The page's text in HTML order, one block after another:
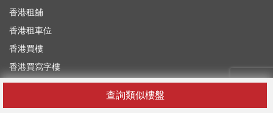
查詢類似樓盤
香港租舖
香港租車位
香港買樓
香港買寫字樓
香港買工業樓